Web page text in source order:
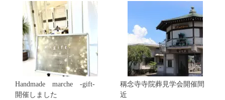
Handmade marche -gift-
開催しました
稱念寺寺院葬見学会開催間
近